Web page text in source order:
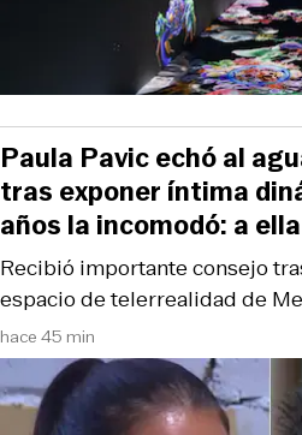
hace 45 min
Recibió importante consejo
espacio de telerrealidad de
Paula Pavic echó al
tras exponer íntima
años la incomodó: a